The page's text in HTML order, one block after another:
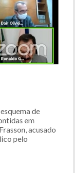
de
em
acusado
pelo